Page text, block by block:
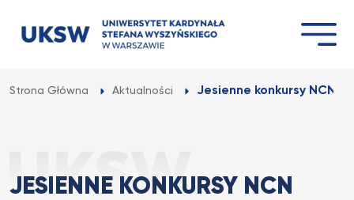
Strona Główna Aktualności Jesienne konkursy NCN
JESIENNE KONKURSY NCN